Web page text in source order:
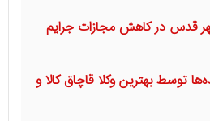
قدس در کاهش مجازات جرایم
توسط بهترین وکلا قاچاق کالا و